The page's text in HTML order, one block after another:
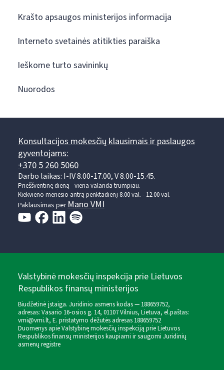
Krašto apsaugos ministerijos informacija
Interneto svetainės atitikties paraiška
Ieškome turto savininkų
Nuorodos
Konsultacijos mokesčių klausimais ir paslaugos
gyventojams:
+370 5 260 5060
Darbo laikas: I-IV 8.00-17.00, V 8.00-15.45.
Prieššventinę dieną - viena valanda trumpiau.
Kiekvieno mėnesio antrą penktadienį 8.00 val. - 12.00 val.
Paklausimas perMano VMI
Valstybinė mokesčių inspekcija prie Lietuvos
Respublikos finansų ministerijos
Biudžetinė įstaiga. Juridinio asmens kodas — 188659752,
adresas: Vasario 16-osios g. 14, 01107 Vilnius, Lietuva, el.paštas:
vmi@vmi.lt, E. pristatymo dėžutės adresas 188659752
Duomenys apie Valstybinę mokesčių inspekciją prie Lietuvos
Respublikos finansų ministerijos kaupiami ir saugomi Juridinių
asmenų registre